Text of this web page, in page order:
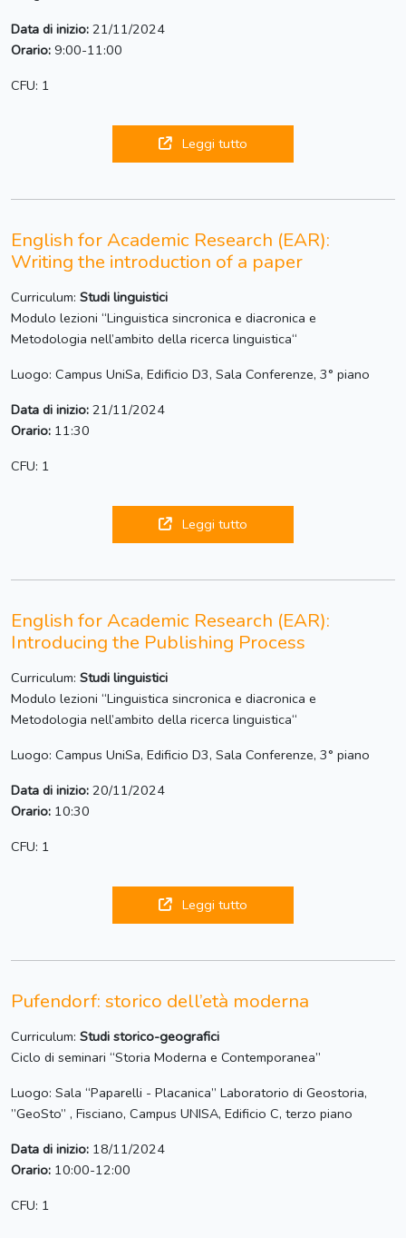
Data di inizio: 21/11/2024
Orario: 9:00-11:00
CFU: 1
Leggi tutto
English for Academic Research (EAR):
Writing the introduction of a paper
Curriculum: Studi linguistici
Modulo lezioni “Linguistica sincronica e diacronica e
Metodologia nell’ambito della ricerca linguistica“
Luogo: Campus UniSa, Edificio D3, Sala Conferenze, 3° piano
Data di inizio: 21/11/2024
Orario: 11:30
CFU: 1
Leggi tutto
English for Academic Research (EAR):
Introducing the Publishing Process
Curriculum: Studi linguistici
Modulo lezioni “Linguistica sincronica e diacronica e
Metodologia nell’ambito della ricerca linguistica“
Luogo: Campus UniSa, Edificio D3, Sala Conferenze, 3° piano
Data di inizio: 20/11/2024
Orario: 10:30
CFU: 1
Leggi tutto
Pufendorf: storico dell’età moderna
Curriculum: Studi storico-geografici
Ciclo di seminari “Storia Moderna e Contemporanea”
Luogo: Sala “Paparelli - Placanica” Laboratorio di Geostoria,
”GeoSto” , Fisciano, Campus UNISA, Edificio C, terzo piano
Data di inizio: 18/11/2024
Orario: 10:00-12:00
CFU: 1